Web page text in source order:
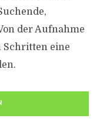
der Aufnahme
Schritten eine